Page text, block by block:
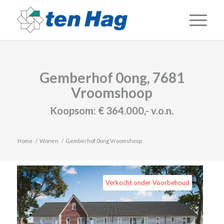
Gemberhof 0ong, 7681
Vroomshoop
Koopsom: € 364.000,-v.o.n.
Home / Wonen / Gemberhof 0ong Vroomshoop
Verkocht onder Voorbehoud